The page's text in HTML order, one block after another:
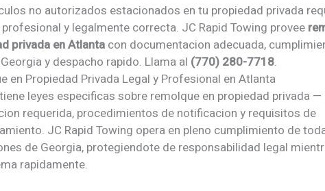
no autorizados estacionados en tu propiedad privada
y legalmente correcta. JC Rapid Towing provee
privada en Atlanta con documentacion adecuada,
y despacho rapido. Llama al (770) 280-7718.
en Propiedad Privada Legal y Profesional en Atlanta
leyes especificas sobre remolque en propiedad privada —
requerida, procedimientos de notificacion y requisitos de
JC Rapid Towing opera en pleno cumplimiento de
de Georgia, protegiendote de responsabilidad legal
rapidamente.